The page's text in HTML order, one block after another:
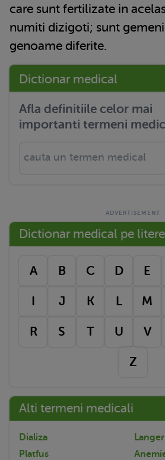
care sunt fertilizate in
numiti dizigoti; sunt
genoame diferite.
Dictionar medical
Afla definitiile celor mai
importanti termeni
Dictionar medical pe
A B C D E
I J K L M
R S T U V
Z
Alti termeni medicali
Dializa
Platfus